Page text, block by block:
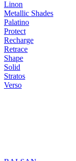
Linon
Metallic Shades
Palatino
Protect
Recharge
Retrace
Shape
Solid
Stratos
Verso